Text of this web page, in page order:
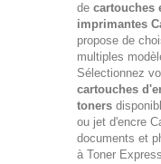
de cartouches
imprimantes
propose de
multiples
Sélectionnez
cartouches
toners
ou jet d'encre
documents et
à Toner